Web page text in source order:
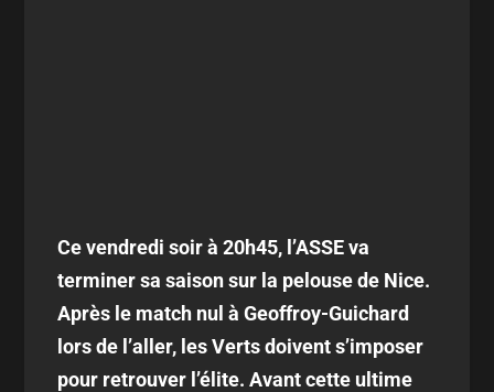
Ce vendredi soir à 20h45, l’ASSE va
terminer sa saison sur la pelouse de Nice.
Après le match nul à Geoffroy-Guichard
lors de l’aller, les Verts doivent s’imposer
pour retrouver l’élite. Avant cette ultime